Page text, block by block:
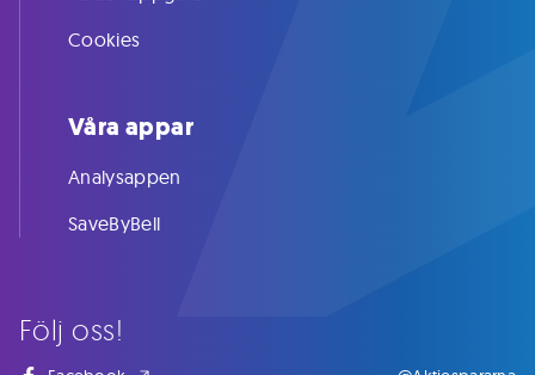
Följ oss!
Cookies
Våra appar
Analysappen
SaveByBell